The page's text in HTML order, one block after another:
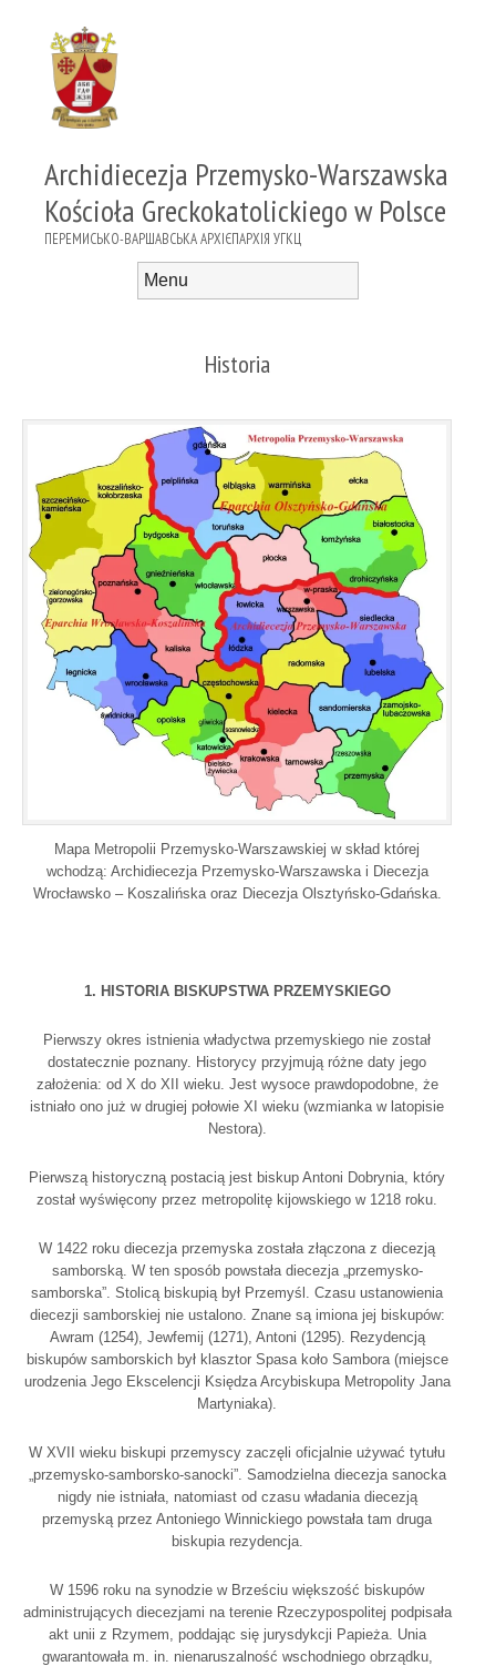
Archidiecezja Przemysko-Warszawska
Kościoła Greckokatolickiego w Polsce
ПЕРЕМИСЬКО-ВАРШАВСЬКА АРХІЄПАРХІЯ УГКЦ
Historia
Mapa Metropolii Przemysko-Warszawskiej w skład której
wchodzą: Archidiecezja Przemysko-Warszawska i Diecezja
Wrocławsko – Koszalińska oraz Diecezja Olsztyńsko-Gdańska.
1. HISTORIA BISKUPSTWA PRZEMYSKIEGO
Pierwszy okres istnienia władyctwa przemyskiego nie został
dostatecznie poznany. Historycy przyjmują różne daty jego
założenia: od X do XII wieku. Jest wysoce prawdopodobne, że
istniało ono już w drugiej połowie XI wieku (wzmianka w latopisie
Nestora).
Pierwszą historyczną postacią jest biskup Antoni Dobrynia, który
został wyświęcony przez metropolitę kijowskiego w 1218 roku.
W 1422 roku diecezja przemyska została złączona z diecezją
samborską. W ten sposób powstała diecezja „przemysko-
samborska”. Stolicą biskupią był Przemyśl. Czasu ustanowienia
diecezji samborskiej nie ustalono. Znane są imiona jej biskupów:
Awram (1254), Jewfemij (1271), Antoni (1295). Rezydencją
biskupów samborskich był klasztor Spasa koło Sambora (miejsce
urodzenia Jego Ekscelencji Księdza Arcybiskupa Metropolity Jana
Martyniaka).
W XVII wieku biskupi przemyscy zaczęli oficjalnie używać tytułu
„przemysko-samborsko-sanocki”. Samodzielna diecezja sanocka
nigdy nie istniała, natomiast od czasu władania diecezją
przemyską przez Antoniego Winnickiego powstała tam druga
biskupia rezydencja.
W 1596 roku na synodzie w Brześciu większość biskupów
administrujących diecezjami na terenie Rzeczypospolitej podpisała
akt unii z Rzymem, poddając się jurysdykcji Papieża. Unia
gwarantowała m. in. nienaruszalność wschodniego obrządku,